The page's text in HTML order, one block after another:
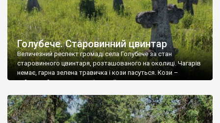
Голубече. Старовинний цвинтар
Величезний респект громаді села Голубече за стан
старовинного цвинтаря, розташованого на околиці. Чагарів
немає, гарна зелена травичка і кози пасуться. Кози –
найкращий регулятор шкідливої, для старих кладовищ,
бруньками, кози ті бруньки обгризають, бо то улюблений
делікатес. На цвинтарі у Голубечому ціла колекція
різноманітних форм хрестів. Село відносно невелике, […]